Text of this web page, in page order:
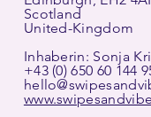
Scotland
United-Kingdom
Inhaberin: Sonja
+43 (0) 650 60 144